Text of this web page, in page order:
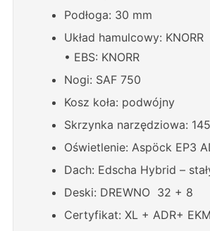
Podłoga: 30 mm
Układ hamulcowy: KNORR
• EBS: KNORR
Nogi: SAF 750
Kosz koła: podwójny
Skrzynka narzędziowa:
Oświetlenie: Aspöck EP3
Dach: Edscha Hybrid –
Deski: DREWNO 32 + 8
Certyfikat: XL + ADR+